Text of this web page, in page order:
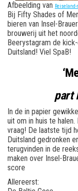
Afbeelding van Reiseland-
Bij Fifty Shades of
bieren van Insel-
brouwerij uit het
Beerystagram de
Duitsland! Viel SpaB!
part
In de in papier
uit om in huis te
vraag! De laatste tijd
Duitsland gedronken
terugvinden in de
maken over Insel-
score
Allereerst: